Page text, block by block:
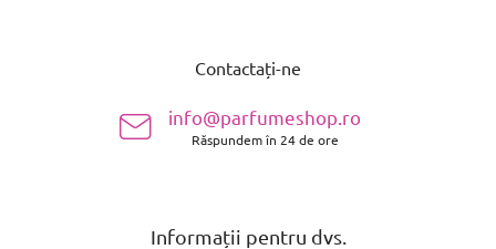
Contactați-ne
info@parfumeshop.ro
Răspundem în 24 de ore
Informații pentru dvs.